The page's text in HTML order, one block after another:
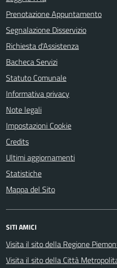
Prenotazione Appuntamento
Segnalazione Disservizio
Richiesta d'Assistenza
Bacheca Servizi
Statuto Comunale
Informativa privacy
Note legali
Impostazioni Cookie
Credits
Ultimi aggiornamenti
Statistiche
Mappa del Sito
SITI AMICI
Visita il sito della Regione
Visita il sito della Città